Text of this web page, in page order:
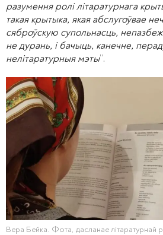
разумення ролі літаратурнага
такая крытыка, якая абслугоўвае
сяброўскую супольнасць,
не дурань, і бачыць, канечне,
нелітаратурныя мэты”.
Вера Бейка. Фота, дасланае літаратурнай